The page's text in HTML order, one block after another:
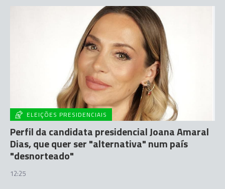
ELEIÇÕES PRESIDENCIAIS
Perfil da candidata presidencial Joana Amaral
Dias, que quer ser "alternativa" num país
"desnorteado"
12:25